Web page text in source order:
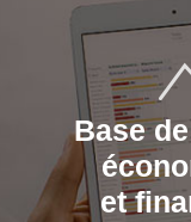
Base
et